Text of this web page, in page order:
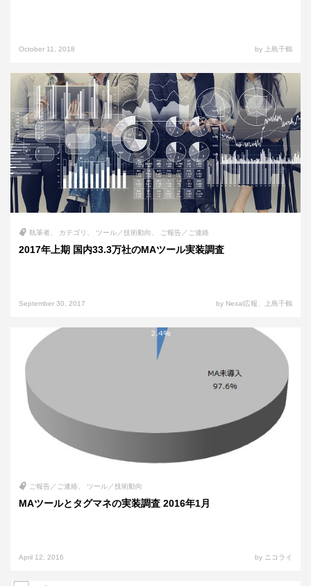
October 11, 2018 by 上島千鶴
執筆者 カテゴリ ツール／技術動向 ご報告／ご連絡
2017年上期 国内33.3万社のMAツール実装調査
September 30, 2017 by Nexal広報、上島千鶴
ご報告／ご連絡 ツール／技術動向
MAツールとタグマネの実装調査 2016年1月
April 12, 2016 by ニコライ